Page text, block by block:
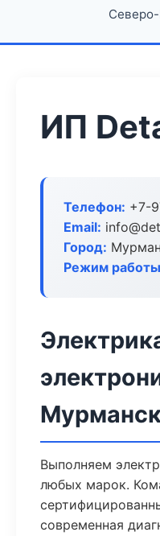
ИП
Телефон: +7-
Email:
Город:
Режим
Выполняем
любых марок.
современная